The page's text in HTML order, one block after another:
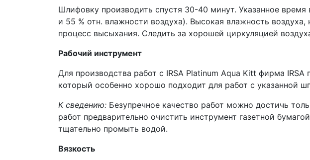
Шлифовку производить спустя 30-40 минут. Указанное
и 55 % отн. влажности воздуха). Высокая влажность
процесс высыхания. Следить за хорошей циркуляцией
Рабочий инструмент
Для производства работ с IRSA Platinum Aqua Kitt фирма
который особенно хорошо подходит для работ с указанной
К сведению: Безупречное качество работ можно достичь
работ предварительно очистить инструмент газетной
тщательно промыть водой.
Вязкость